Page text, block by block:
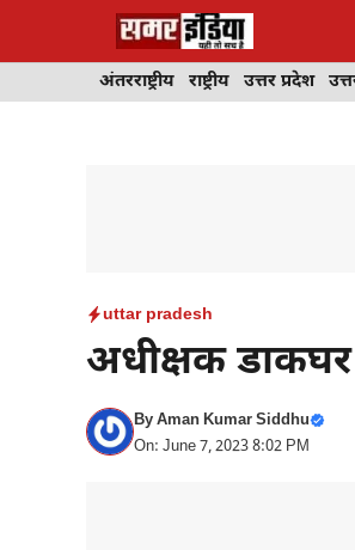
अंतरराष्ट्रीय राष्ट्रीय उत्तर प्रदेश
uttar pradesh
अधीक्षक डाकघर
ByAman Kumar Siddhu
On: June 7, 2023 8:02 PM